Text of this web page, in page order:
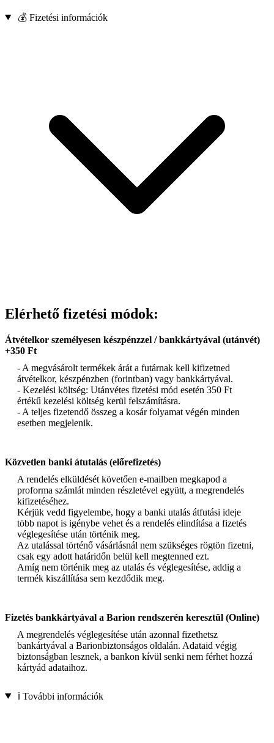
💰 Fizetési információk
Elérhető fizetési módok:
Átvételkor személyesen készpénzzel / bankkártyával (utánvét)
+350 Ft
- A megvásárolt termékek árát a futárnak kell kifizetned
átvételkor, készpénzben (forintban) vagy bankkártyával.
- Kezelési költség: Utánvétes fizetési mód esetén 350 Ft
értékű kezelési költség kerül felszámításra.
- A teljes fizetendő összeg a kosár folyamat végén minden
esetben megjelenik.
Közvetlen banki átutalás (előrefizetés)
A rendelés elküldését követően e-mailben megkapod a
proforma számlát minden részletével együtt, a megrendelés
kifizetéséhez.
Kérjük vedd figyelembe, hogy a banki utalás átfutási ideje
több napot is igénybe vehet és a rendelés elindítása a fizetés
véglegesítése után történik meg.
Az utalással történő vásárlásnál nem szükséges rögtön fizetni,
csak egy adott határidőn belül kell megtenned ezt.
Amíg nem történik meg az utalás és véglegesítése, addig a
termék kiszállítása sem kezdődik meg.
Fizetés bankkártyával a Barion rendszerén keresztül (Online)
A megrendelés véglegesítése után azonnal fizethetsz
bankártyával a Barionbiztonságos oldalán. Adataid végig
biztonságban lesznek, a bankon kívül senki nem férhet hozzá
kártyád adataihoz.
ℹ️ További információk